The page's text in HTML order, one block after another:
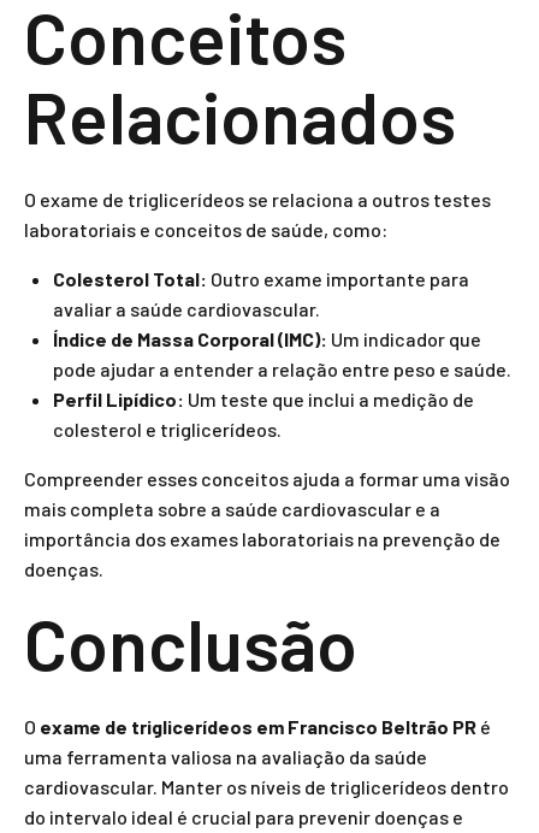
Conceitos
Relacionados
O exame de triglicerídeos se relaciona a outros testes
laboratoriais e conceitos de saúde, como:
Colesterol Total: Outro exame importante para
avaliar a saúde cardiovascular.
Índice de Massa Corporal (IMC): Um indicador que
pode ajudar a entender a relação entre peso e saúde.
Perfil Lipídico: Um teste que inclui a medição de
colesterol e triglicerídeos.
Compreender esses conceitos ajuda a formar uma visão
mais completa sobre a saúde cardiovascular e a
importância dos exames laboratoriais na prevenção de
doenças.
Conclusão
O exame de triglicerídeos em Francisco Beltrão PR é
uma ferramenta valiosa na avaliação da saúde
cardiovascular. Manter os níveis de triglicerídeos dentro
do intervalo ideal é crucial para prevenir doenças e